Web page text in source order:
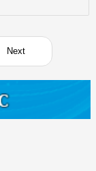
Next